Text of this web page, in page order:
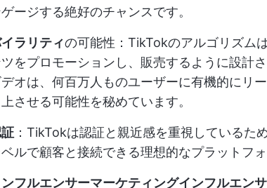
ージする絶好のチャンスです。
ラリティの可能性：TikTokのアルゴリズム
ツをプロモーションし、販売するように設計
デオは、何百万人ものユーザーに有機的にリ
させる可能性を秘めています。
：TikTokは認証と親近感を重視しているた
ルで顧客と接続できる理想的なプラットフォ
フルエンサーマーケティングインフルエン